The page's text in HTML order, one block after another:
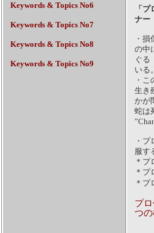
Keywords & Topics No6
Keywords & Topics No7
Keywords & Topics No8
Keywords & Topics No9
「
ナー
・
の中
ぐ
いる。
・
生き
かが
蛇は
・
服す
＊プ
＊プ
＊プ
プ
つ